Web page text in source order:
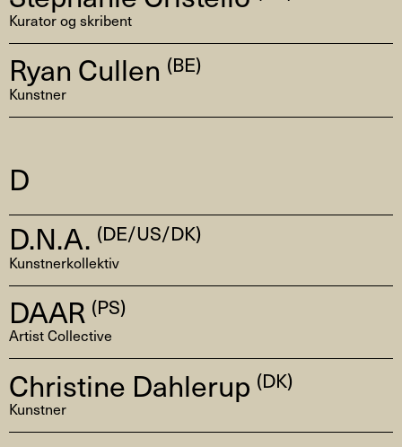
Kurator og skribent
Ryan Cullen (BE)
Kunstner
D
D.N.A. (DE/US/DK)
Kunstnerkollektiv
DAAR (PS)
Artist Collective
Christine Dahlerup (DK)
Kunstner